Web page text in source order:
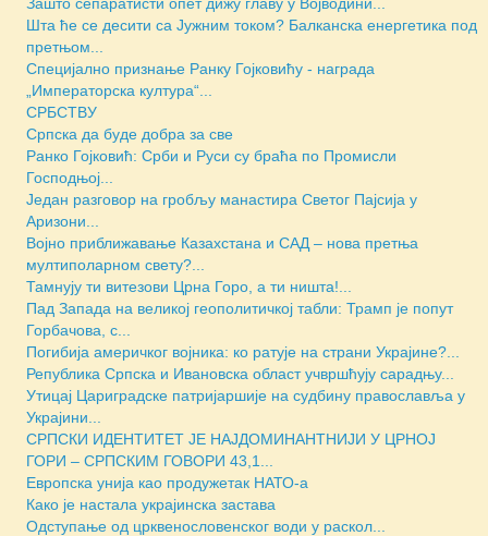
Шта ће се десити са Јужним током? Балканска енергетика под
претњом...
Специјално признање Ранку Гојковићу - награда
„Императорска култура“...
СРБСТВУ
Српска да буде добра за све
Ранко Гојковић: Срби и Руси су браћа по Промисли
Господњој...
Један разговор на гробљу манастира Светог Пајсија у
Аризони...
Војно приближавање Казахстана и САД – нова претња
мултиполарном свету?...
Тамнују ти витезови Црна Горо, а ти ништа!...
Пад Запада на великој геополитичкој табли: Трамп је попут
Горбачова, с...
Погибија америчког војника: ко ратује на страни Украјине?...
Република Српска и Ивановска област учвршћују сарадњу...
Утицај Цариградске патријаршије на судбину православља у
Украјини...
СРПСКИ ИДЕНТИТЕТ ЈЕ НАЈДОМИНАНТНИЈИ У ЦРНОЈ
ГОРИ – СРПСКИМ ГОВОРИ 43,1...
Европска унија као продужетак НАТО-а
Како је настала украјинска застава
Одступање од црквенословенског води у раскол...